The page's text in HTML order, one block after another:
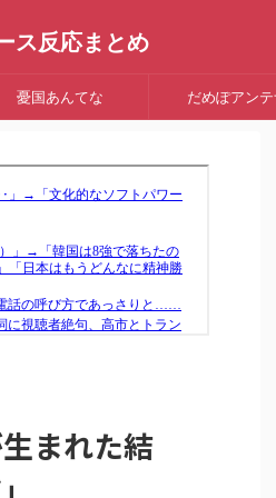
ス反応まとめ
憂国あんてな だめぽアンテ
まれた結